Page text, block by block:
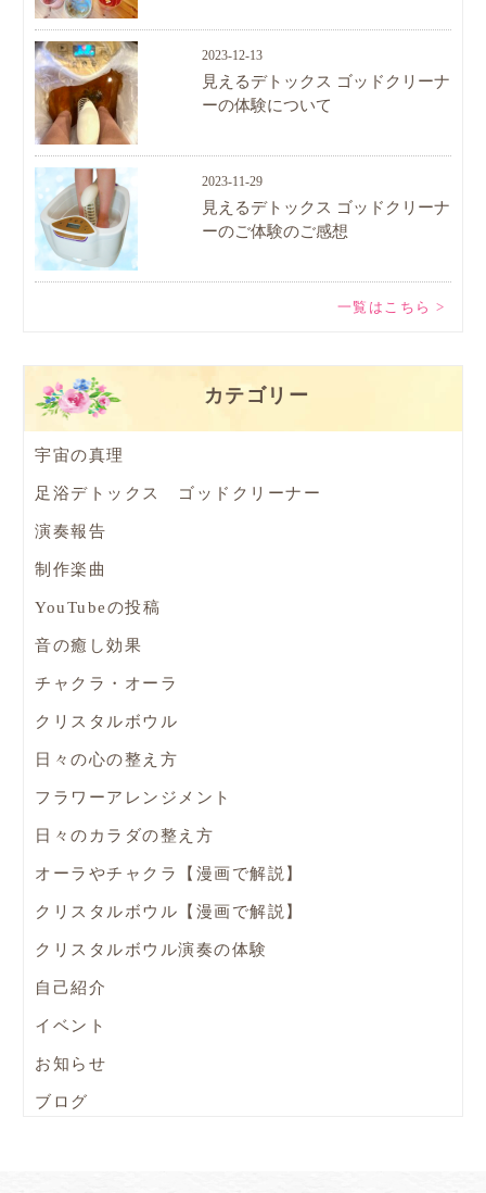
2023-12-13
見えるデトックス ゴッドクリーナ
ーの体験について
2023-11-29
見えるデトックス ゴッドクリーナ
ーのご体験のご感想
一覧はこちら >
カテゴリー
宇宙の真理
足浴デトックス ゴッドクリーナー
演奏報告
制作楽曲
YouTubeの投稿
音の癒し効果
チャクラ・オーラ
クリスタルボウル
日々の心の整え方
フラワーアレンジメント
日々のカラダの整え方
オーラやチャクラ【漫画で解説】
クリスタルボウル【漫画で解説】
クリスタルボウル演奏の体験
自己紹介
イベント
お知らせ
ブログ